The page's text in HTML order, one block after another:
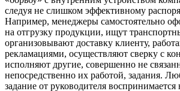
следуя не слишком эффективному
Например, менеджеры самостоятельно
на отгрузку продукции, ищут
организовывают доставку клиенту,
рекламациями, осуществляют сверку с
исполняют другие, совершенно не
непосредственно их работой, задания.
задание от руководителя воспринимается